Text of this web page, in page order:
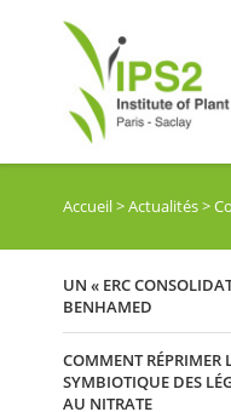
Accueil>Actualités>
UN « ERC
BENHAMED
COMMENT
SYMBIOTIQUE DES
AU NITRATE